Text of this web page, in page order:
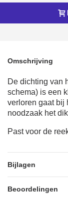
Betaling in
Je
Deel
Omschrijving
De dichting van
schema) is een
verloren gaat bij
noodzaak het
Past voor de
Bijlagen
Beoordelingen